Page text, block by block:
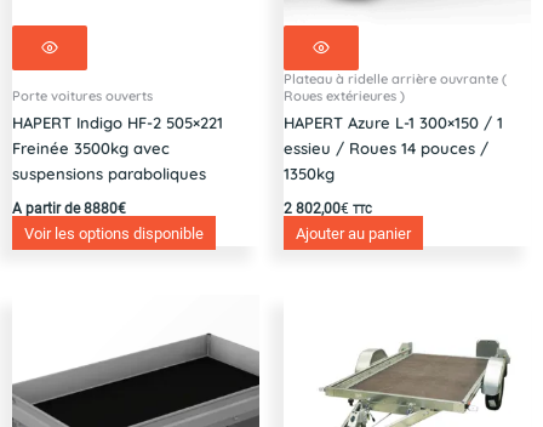
Porte voitures ouverts
HAPERT Indigo HF-2 505×221
Freinée 3500kg avec
suspensions paraboliques
A partir de 8880€
Voir les options disponible
Plateau à ridelle arrière ouvrante (
Roues extérieures )
HAPERT Azure L-1 300×150 / 1
essieu / Roues 14 pouces /
1350kg
2 802,00€ TTC
Ajouter au panier